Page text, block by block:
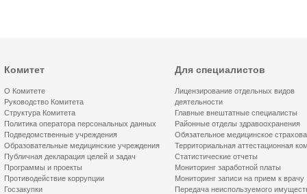
Комитет
О Комитете
Руководство Комитета
Структура Комитета
Политика оператора персональных данных
Подведомственные учреждения
Образовательные медицинские учреждения
Публичная декларация целей и задач
Программы и проекты
Противодействие коррупции
Госзакупки
Для специалистов
Лицензирование отдельных видов
деятельности
Главные внештатные специалисты
Районные отделы здравоохранения
Обязательное медицинское
Территориальная аттестационная
Статистические отчеты
Мониторинг заработной платы
Мониторинг записи на прием к врачу
Передача неиспользуемого